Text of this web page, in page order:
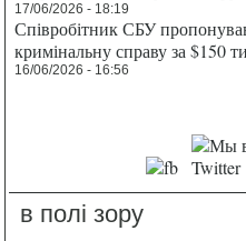
17/06/2026 - 18:19
Співробітник СБУ
кримінальну справу за $150
16/06/2026 - 16:56
в полі зору